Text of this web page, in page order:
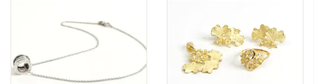
（京都府亀岡市）他店舗にも行きましたが、対応の方があ
まりお売りしたくないと思ったので、やめました。こちら
は電話対応からも誠実な印象でしたので、こちらでお売り
しようと思っておりました。この度はありがとうございま
す。